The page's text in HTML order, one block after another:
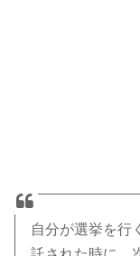
自分が選挙を行